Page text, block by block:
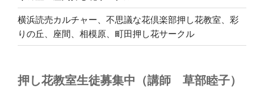
横浜読売カルチャー、不思議な花倶楽部押し花教室、彩
りの丘、座間、相模原、町田押し花サークル
押し花教室生徒募集中（講師 草部睦子）